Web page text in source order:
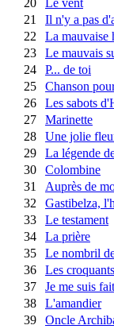
20
Le vent
21
Il n'y a pas
22
La mauvaise
23
Le mauvais
24
P... de toi
25
Chanson
26
Les sabots
27
Marinette
28
Une jolie
29
La légende
30
Colombine
31
Auprès de
32
Gastibelza,
33
Le testament
34
La prière
35
Le nombril
36
Les croquants
37
Je me suis
38
L'amandier
39
Oncle